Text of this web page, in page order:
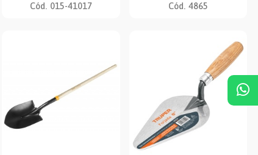
Cód. 015-41017 Cód. 4865